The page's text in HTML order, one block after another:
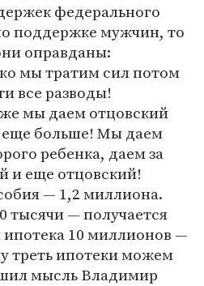
федерального
поддержке мужчин, то
оправданы:
мы тратим сил потом
все разводы!
мы даем отцовский
еще больше! Мы даем
ребенка, даем за
и еще отцовский!
— 1,2 миллиона.
тысячи — получается
10 миллионов —
треть ипотеки можем
мысль Владимир